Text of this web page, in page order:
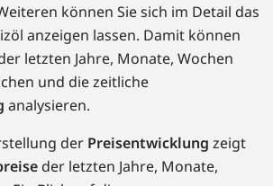
können Sie sich im Detail das
anzeigen lassen. Damit können
letzten Jahre, Monate, Wochen
und die zeitliche
analysieren.
der Preisentwicklung zeigt
der letzten Jahre, Monate,